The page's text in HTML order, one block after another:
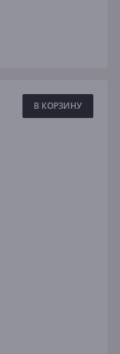
В КОРЗИНУ